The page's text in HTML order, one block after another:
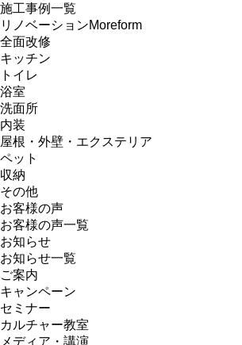
施工事例一覧
リノベーションMoreform
全面改修
キッチン
トイレ
浴室
洗面所
内装
屋根・外壁・エクステリア
ペット
収納
その他
お客様の声
お客様の声一覧
お知らせ
お知らせ一覧
ご案内
キャンペーン
セミナー
カルチャー教室
メディア・講演